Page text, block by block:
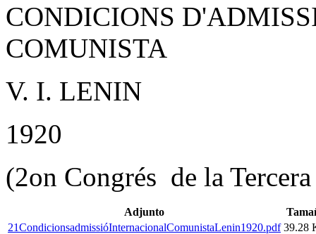
CONDICIONS
COMUNISTA
V. I. LENIN
1920
(2on Congrés de la
Adjunto
21CondicionsadmissióInternacionalComunistaLenin1920.pdf 39.28